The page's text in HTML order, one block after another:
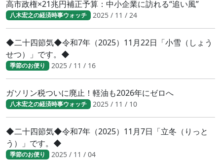
高市政権×21兆円補正予算：中小企業に訪れる“追い風”
八木宏之の経済時事ウォッチ 2025 / 11 / 24
◆二十四節気◆令和7年（2025）11月22日「小雪（しょう
せつ）」です。◆
季節のお便り 2025 / 11 / 16
ガソリン税ついに廃止！軽油も2026年にゼロへ
八木宏之の経済時事ウォッチ 2025 / 11 / 10
◆二十四節気◆令和7年（2025）11月7日「立冬（りっと
う）」です。◆
季節のお便り 2025 / 11 / 04